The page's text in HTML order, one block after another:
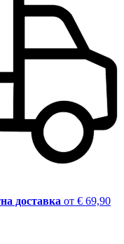
доставка от € 69,90